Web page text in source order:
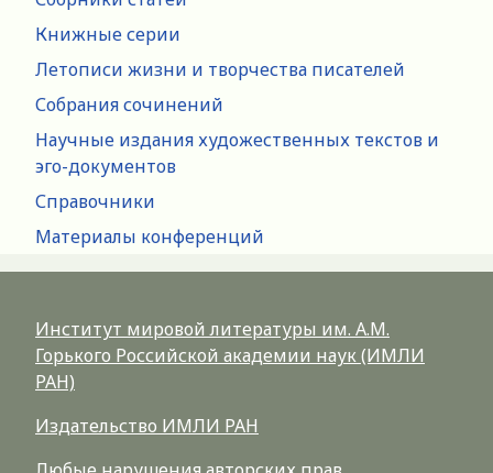
Книжные серии
Летописи жизни и творчества писателей
Собрания сочинений
Научные издания художественных текстов и
эго-документов
Справочники
Материалы конференций
Институт мировой литературы им. А.М.
Горького Российской академии наук (ИМЛИ
РАН)
Издательство ИМЛИ РАН